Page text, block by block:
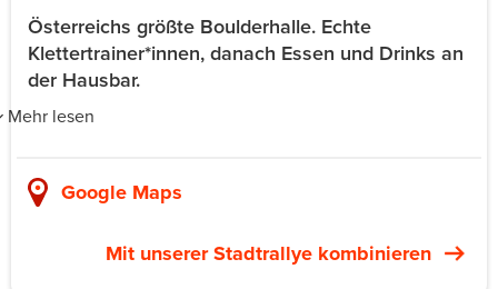
Österreichs größte Boulderhalle. Echte
Klettertrainer*innen, danach Essen und Drinks an
der Hausbar.
Mehr lesen
Kette mit vier Standorten in Wien. Am
firmenfreundlichsten ist Wienerberg im 10. Bezirk wegen
mit Öffis. Das Teamevent-Paket startet mit einer
Google Maps
Mit unserer Stadtrallye kombinieren